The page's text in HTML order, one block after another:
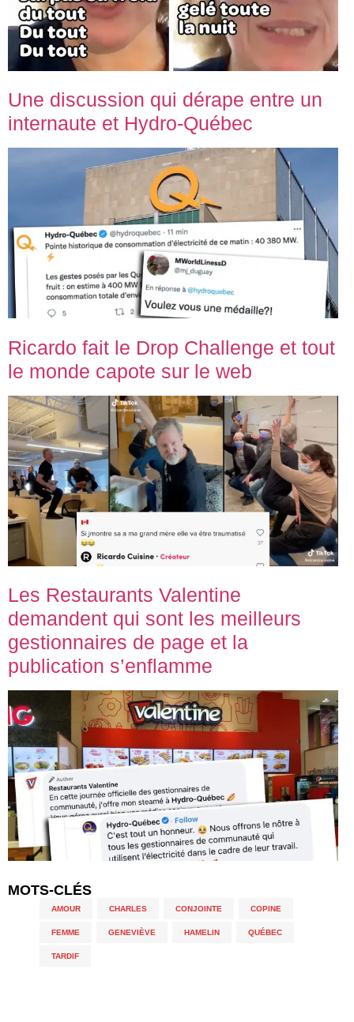
Une discussion qui dérape entre un
internaute et Hydro-Québec
Ricardo fait le Drop Challenge et tout
le monde capote sur le web
Les Restaurants Valentine
demandent qui sont les meilleurs
gestionnaires de page et la
publication s’enflamme
MOTS-CLÉS
AMOUR CHARLES CONJOINTE COPINE
FEMME GENEVIÈVE HAMELIN QUÉBEC
TARDIF